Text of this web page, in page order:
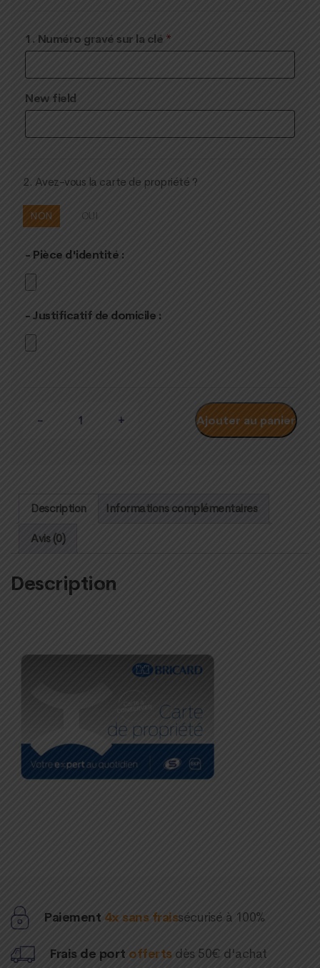
1. Numéro gravé sur la clé *
New field
2. Avez-vous la carte de propriété ?
NON OUI
- Pièce d'identité :
- Justificatif de domicile :
Quantité Ajouter au panier
Description
Informations complémentaires
Avis (0)
Description
Paiement 4x sans fraissécurisé à 100%
Frais de port offerts dès 50€ d'achat